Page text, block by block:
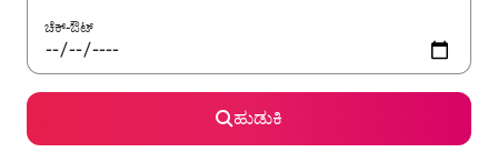
ಚೆಕ್-ಔಟ್
ಹುಡುಕಿ